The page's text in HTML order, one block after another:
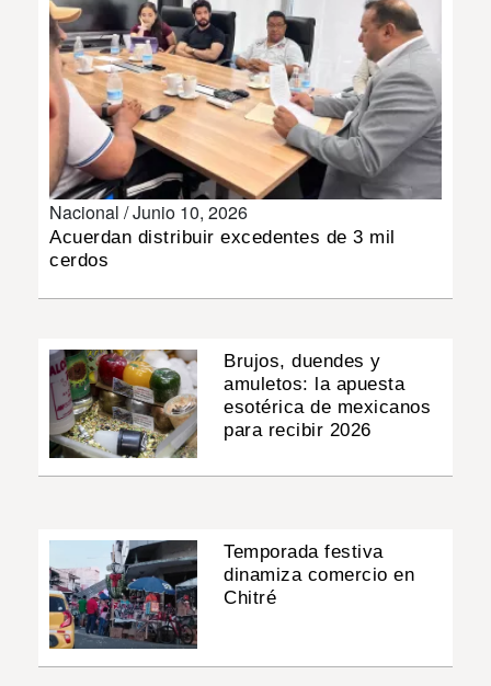
IMPRESO
Nacional /Junio 10, 2026
Acuerdan distribuir excedentes de 3 mil
cerdos
Brujos, duendes y
amuletos: la apuesta
esotérica de mexicanos
para recibir 2026
Temporada festiva
dinamiza comercio en
Chitré